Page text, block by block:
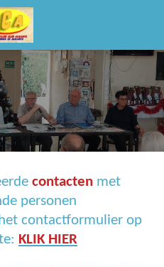
contactenmet
personen
contactformulier op
KLIK HIER